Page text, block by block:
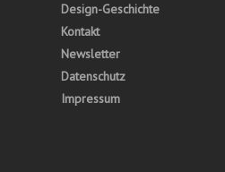
Design-Geschichte
Kontakt
Newsletter
Datenschutz
Impressum